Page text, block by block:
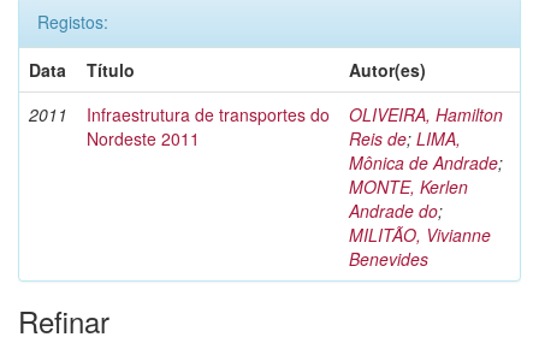
Registos:
Data
Título
Autor(es)
2011
Infraestrutura de transportes do
Nordeste 2011
OLIVEIRA, Hamilton
Reis de; LIMA,
Mônica de Andrade;
MONTE, Kerlen
Andrade do;
MILITÃO, Vivianne
Benevides
Refinar